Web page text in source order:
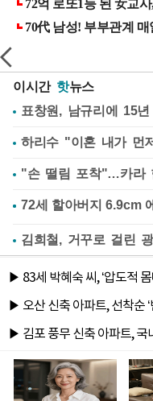
이시간 핫뉴스
표창원, 남규리에 15
하리수 "이혼 내가 먼
"손 떨림 포착"…카라
김희철, 거꾸로 걸린